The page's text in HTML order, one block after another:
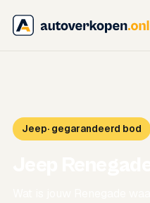
Jeep· gegarandeerd bod